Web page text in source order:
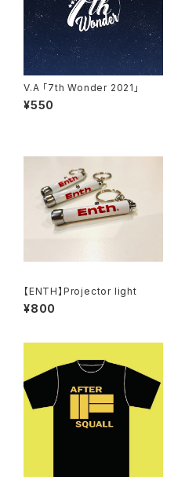
V.A 「7th Wonder 2021」
¥550
【ENTH】Projector light
¥800